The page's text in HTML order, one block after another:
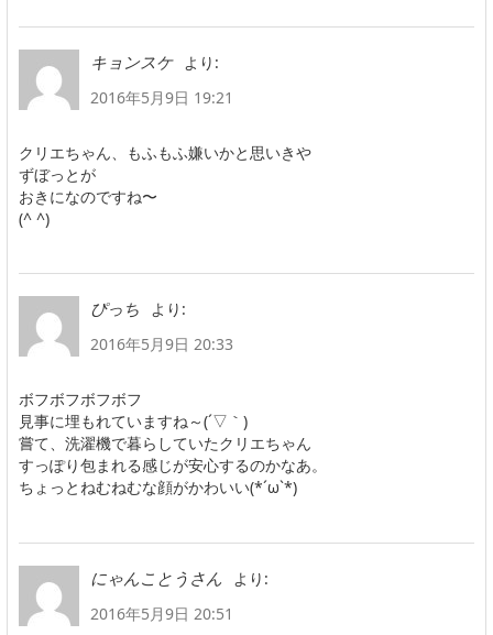
キョンスケ
より:
2016年5月9日 19:21
クリエちゃん、もふもふ嫌いかと思いきや
ずぼっとが
おきになのですね〜
(^ ^)
ぴっち
より:
2016年5月9日 20:33
ボフボフボフボフ
見事に埋もれていますね～(´▽｀)
嘗て、洗濯機で暮らしていたクリエちゃん
すっぽり包まれる感じが安心するのかなあ。
ちょっとねむねむな顔がかわいい(*´ω`*)
にゃんことうさん
より:
2016年5月9日 20:51